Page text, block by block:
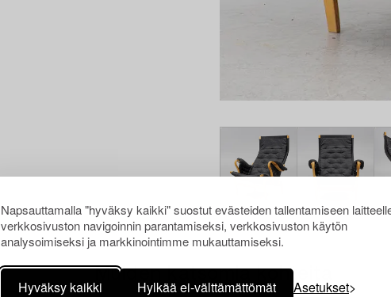
Napsauttamalla "hyväksy kaikki" suostut evästeiden tallentamiseen
verkkosivuston navigoinnin parantamiseksi, verkkosivuston käytön
analysoimiseksi ja markkinointimme mukauttamiseksi.
Hyväksy kaikki Hylkää ei-välttämättömät Asetukset
Muiden katsomia kohteita